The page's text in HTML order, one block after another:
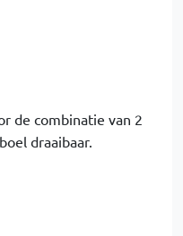
de combinatie van 2
draaibaar.